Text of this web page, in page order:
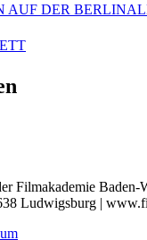
AUF DER
Filmakademie Baden-
Ludwigsburg |